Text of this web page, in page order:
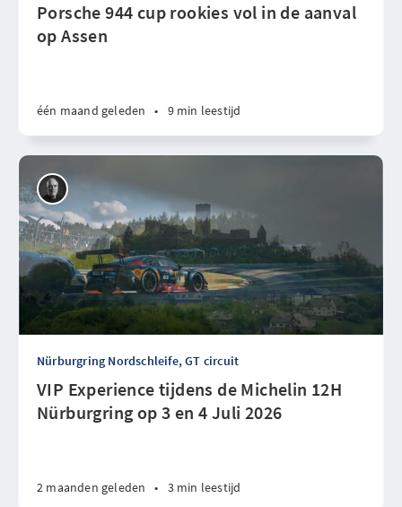
Porsche 944 cup rookies vol in de aanval
op Assen
één maand geleden • 9 min leestijd
Nürburgring Nordschleife, GT circuit
VIP Experience tijdens de Michelin 12H
Nürburgring op 3 en 4 Juli 2026
2 maanden geleden • 3 min leestijd